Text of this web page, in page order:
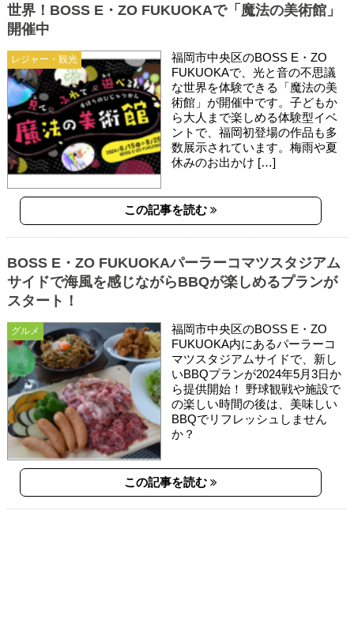
レジャー・観光
世界！BOSS E・ZO FUKUOKAで「魔法の美術館」
開催中
福岡市中央区のBOSS E・ZO
FUKUOKAで、光と音の不思議
な世界を体験できる「魔法の美
術館」が開催中です。子どもか
ら大人まで楽しめる体験型イベ
ントで、福岡初登場の作品も多
数展示されています。梅雨や夏
休みのお出かけ […]
この記事を読む
グルメ
BOSS E・ZO FUKUOKAパーラーコマツスタジアム
サイドで海風を感じながらBBQが楽しめるプランが
スタート！
福岡市中央区のBOSS E・ZO
FUKUOKA内にあるパーラーコ
マツスタジアムサイドで、新し
いBBQプランが2024年5月3日か
ら提供開始！ 野球観戦や施設で
の楽しい時間の後は、美味しい
BBQでリフレッシュしません
か？
この記事を読む